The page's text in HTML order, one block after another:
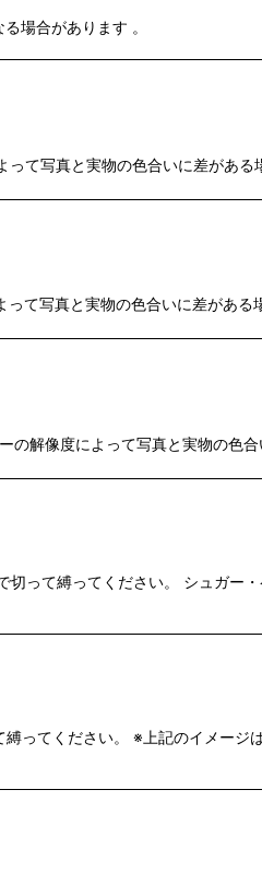
場合があります 。
て写真と実物の色合いに差がある
て写真と実物の色合いに差がある
解像度によって写真と実物の色
って縛ってください。 シュガー
ってください。 ※上記のイメージ